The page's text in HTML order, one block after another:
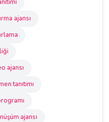
ajansı
ajansı
tanıtımı
ajansı